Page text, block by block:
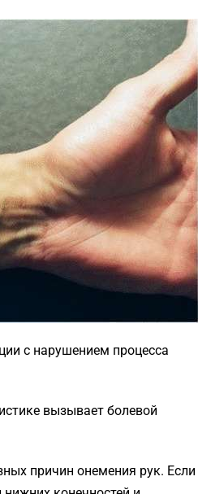
с нарушением процесса
вызывает болевой
причин онемения рук. Если